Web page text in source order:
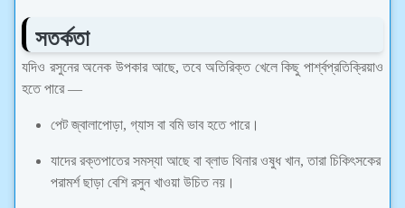
সতর্কতা
যদিও রসুনের অনেক উপকার আছে, তবে অতিরিক্ত খেলে কিছু পার্শ্বপ্রতিক্রিয়াও
হতে পারে —
পেট জ্বালাপোড়া, গ্যাস বা বমি ভাব হতে পারে।
যাদের রক্তপাতের সমস্যা আছে বা ব্লাড থিনার ওষুধ খান, তারা চিকিৎসকের
পরামর্শ ছাড়া বেশি রসুন খাওয়া উচিত নয়।